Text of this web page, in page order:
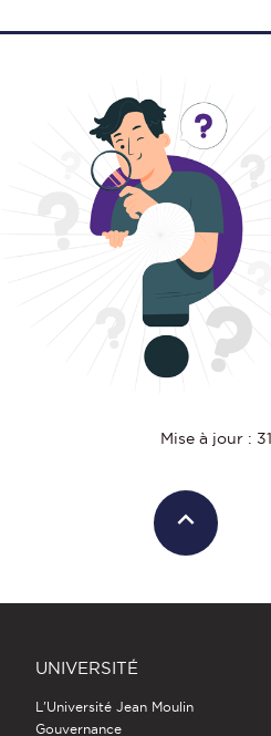
Mise à jour :
UNIVERSITÉ
L'Université Jean Moulin
Gouvernance